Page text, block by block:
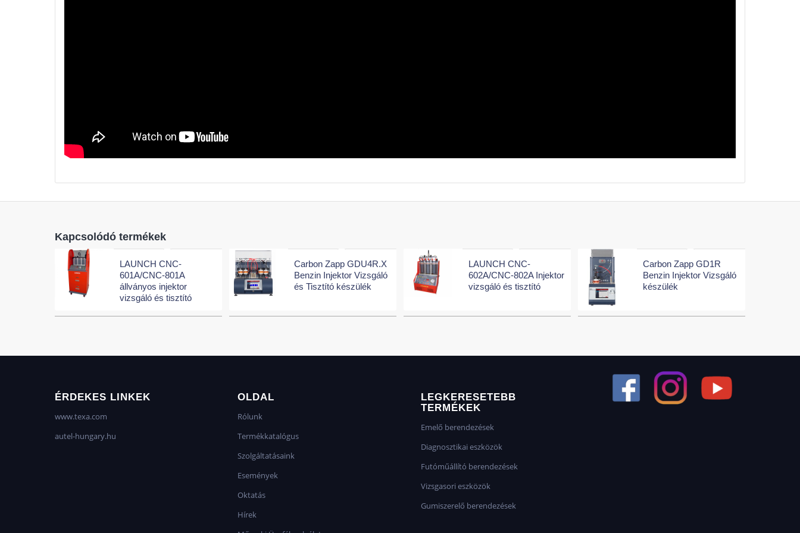
Kapcsolódó termékek
LAUNCH CNC-
601A/CNC-801A
állványos injektor
vizsgáló és tisztító
Carbon Zapp GDU4R.X
Benzin Injektor Vizsgáló
és Tisztító készülék
LAUNCH CNC-
602A/CNC-802A Injektor
vizsgáló és tisztító
Carbon Zapp GD1R
Benzin Injektor Vizsgáló
készülék
ÉRDEKES LINKEK
www.texa.com
autel-hungary.hu
OLDAL
Rólunk
Termékkatalógus
Szolgáltatásaink
Események
Oktatás
Hírek
LEGKERESETEBB
TERMÉKEK
Emelő berendezések
Diagnosztikai eszközök
Futóműállító berendezések
Vizsgasori eszközök
Gumiszerelő berendezések